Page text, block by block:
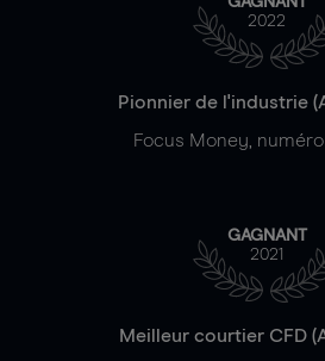
2022
Pionnier de l'industrie
Focus Money,
GAGNANT
2021
Meilleur courtier CFD